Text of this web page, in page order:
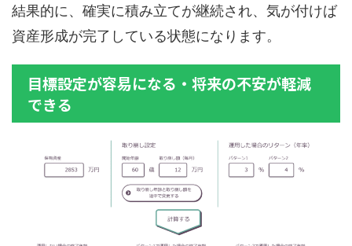
結果的に、確実に積み立てが継続され、気が付けば
資産形成が完了している状態になります。
目標設定が容易になる・将来の不安が軽減
できる